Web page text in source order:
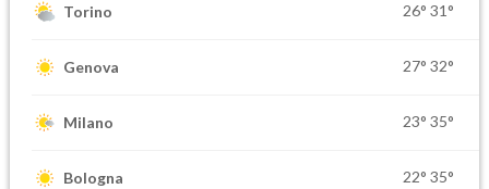
Torino 26° 31°
Genova 27° 32°
Milano 23° 35°
Bologna 22° 35°